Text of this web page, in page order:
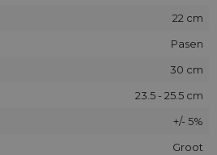
22 cm
Pasen
30 cm
23.5 - 25.5 cm
+/- 5%
Groot